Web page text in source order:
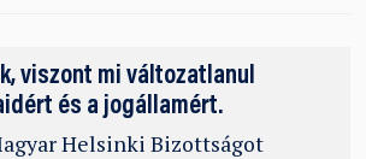
viszont mi változatlanul
és a jogállamért.
Helsinki Bizottságot